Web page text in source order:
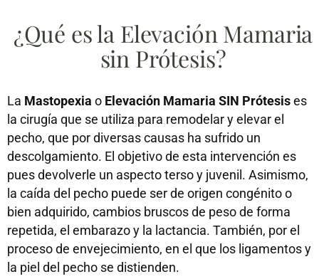
¿Qué es la Elevación Mamaria
sin Prótesis?
La Mastopexia o Elevación Mamaria SIN Prótesises
la cirugía que se utiliza para remodelar y elevar el
pecho, que por diversas causas ha sufrido un
descolgamiento. El objetivo de esta intervención es
pues devolverle un aspecto terso y juvenil. Asimismo,
la caída del pecho puede ser de origen congénito o
bien adquirido, cambios bruscos de peso de forma
repetida, el embarazo y la lactancia. También, por el
proceso de envejecimiento, en el que los ligamentos y
la piel del pecho se distienden.